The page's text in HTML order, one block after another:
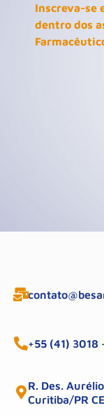
Inscreva-se
dentro dos
+55 (41) 3018
R. Des.
Curitiba/PR